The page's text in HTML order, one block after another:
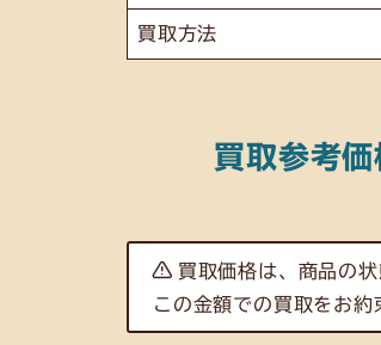
買取方法
買取参考
買取価格は、商品の
この金額での買取をお約